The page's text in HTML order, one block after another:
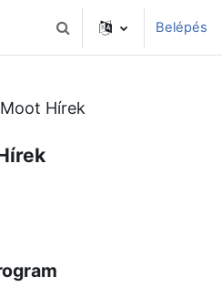
Keresési bemeneti adatok
Belépés
Hírek